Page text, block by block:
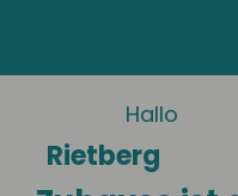
Hallo
Rietberg